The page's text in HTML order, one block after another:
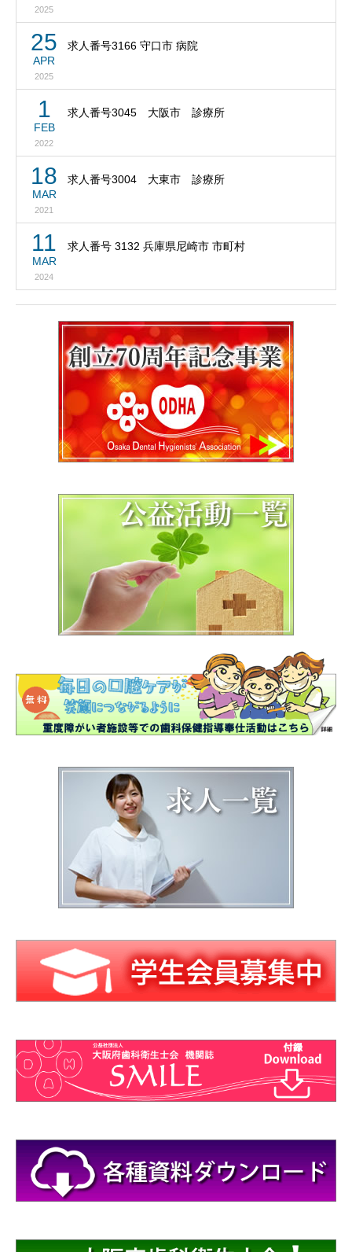
2025
25
APR
2025
求人番号3166 守口市 病院
1
FEB
2022
求人番号3045 大阪市 診療所
18
MAR
2021
求人番号3004 大東市 診療所
11
MAR
2024
求人番号 3132 兵庫県尼崎市 市町村